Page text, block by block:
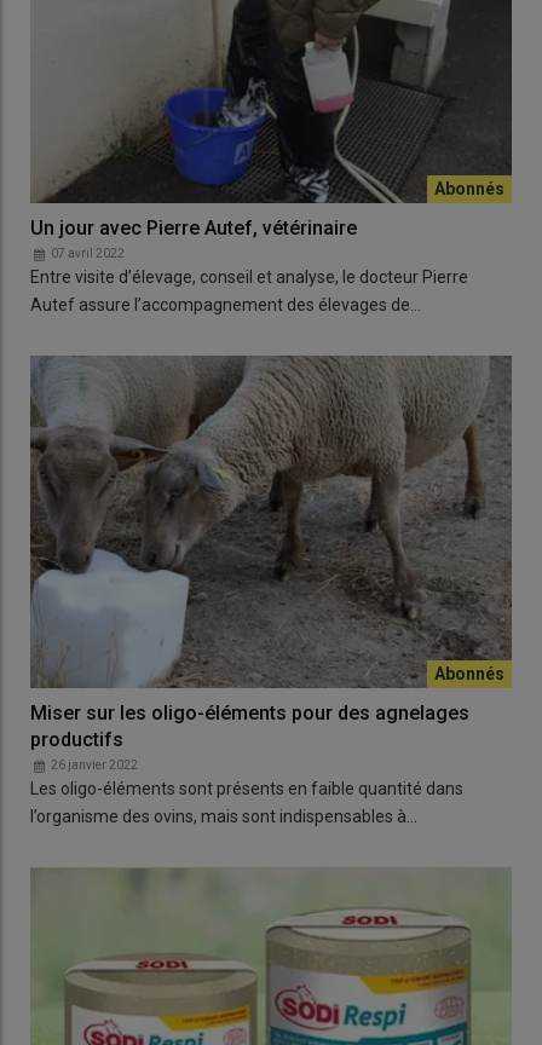
Un jour avec Pierre Autef, vétérinaire
07 avril 2022
Entre visite d’élevage, conseil et analyse, le docteur Pierre
Autef assure l’accompagnement des élevages de…
Miser sur les oligo-éléments pour des agnelages
productifs
26 janvier 2022
Les oligo-éléments sont présents en faible quantité dans
l’organisme des ovins, mais sont indispensables à…